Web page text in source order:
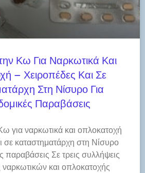
Κω Για Ναρκωτικά Και
– Χειροπέδες Και Σε
Στη Νίσυρο Για
Παραβάσεις
για ναρκωτικά και οπλοκατοχή
σε καταστηματάρχη στη Νίσυρο
παραβάσεις Σε τρεις συλλήψεις
ναρκωτικών και οπλοκατοχής